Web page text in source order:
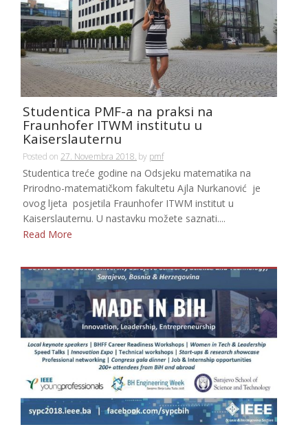
Studentica PMF-a na praksi na
Fraunhofer ITWM institutu u
Kaiserslauternu
Posted on 27. Novembra 2018. by pmf
Studentica treće godine na Odsjeku matematika na
Prirodno-matematičkom fakultetu Ajla Nurkanović je
ovog ljeta posjetila Fraunhofer ITWM institut u
Kaiserslauternu. U nastavku možete saznati....
Read More